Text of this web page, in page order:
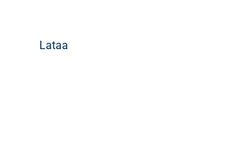
Lataa